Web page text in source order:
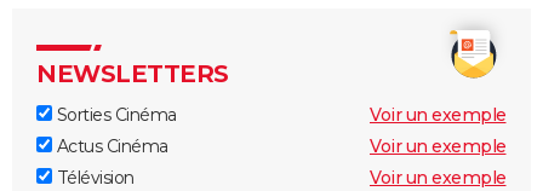
NEWSLETTERS
Sorties Cinéma
Voir un exemple
Actus Cinéma
Voir un exemple
Télévision
Voir un exemple